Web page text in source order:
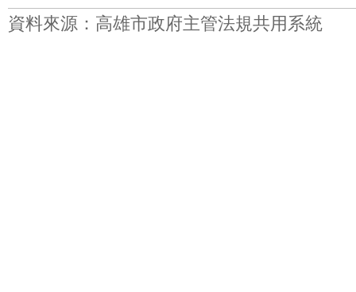
資料來源：高雄市政府主管法規共用系統